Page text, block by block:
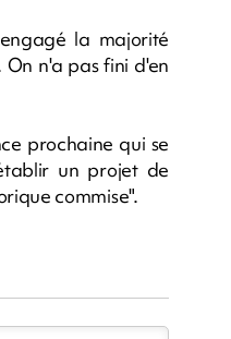
la majorité
n'a pas fini d'en
prochaine qui se
un projet de
commise".